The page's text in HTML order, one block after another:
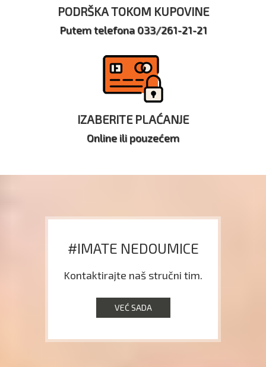
PODRŠKA TOKOM KUPOVINE
Putem telefona 033/261-21-21
IZABERITE PLAĆANJE
Online ili pouzećem
#IMATE NEDOUMICE
Kontaktirajte naš stručni tim.
VEĆ SADA